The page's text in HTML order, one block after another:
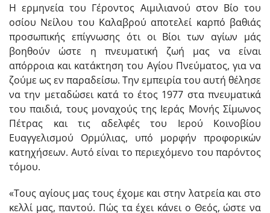
15.00 €.
είναι:
12.00 €.
Η ερμηνεία του Γέροντος Αιμιλιανού στον Βίο του
οσίου Νείλου του Καλαβρού αποτελεί καρπό βαθιάς
προσωπικής επίγνωσης ότι οι Βίοι των αγίων μάς
βοηθούν ώστε η πνευματική ζωή μας να είναι
απόρροια και κατάκτηση του Αγίου Πνεύματος, για να
ζούμε ως εν παραδείσω. Την εμπειρία του αυτή θέλησε
να την μεταδώσει κατά το έτος 1977 στα πνευματικά
του παιδιά, τους μοναχούς της Ιεράς Μονής Σίμωνος
Πέτρας και τις αδελφές του Ιερού Κοινοβίου
Ευαγγελισμού Ορμύλιας, υπό μορφήν προφορικών
κατηχήσεων. Αυτό είναι το περιεχόμενο του παρόντος
τόμου.
«Τους αγίους μας τους έχομε και στην λατρεία και στο
κελλί μας, παντού. Πώς τα έχει κάνει ο Θεός, ώστε να